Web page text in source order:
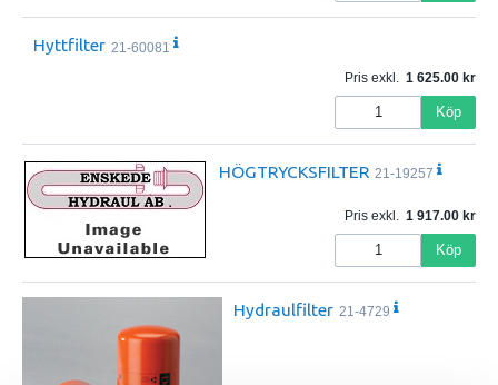
Hyttfilter 21-60081
Pris exkl. 1 625.00
Köp
HÖGTRYCKSFILTER 21-19257
Pris exkl. 1 917.00
Köp
Hydraulfilter 21-4729